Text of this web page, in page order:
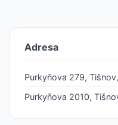
Adresa
Purkyňova 279,
Purkyňova 2010,